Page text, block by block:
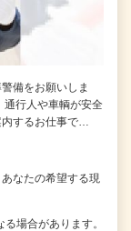
備をお願いしま
通行人や車輌が安全
内するお仕事で…
なたの希望する現
場合があります。